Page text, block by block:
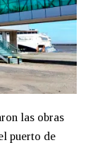
las obras
puerto de